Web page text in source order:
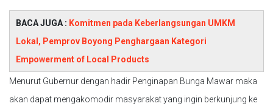
BACA JUGA : Komitmen pada Keberlangsungan UMKM
Lokal, Pemprov Boyong Penghargaan Kategori
Empowerment of Local Products
Menurut Gubernur dengan hadir Penginapan Bunga Mawar maka
akan dapat mengakomodir masyarakat yang ingin berkunjung ke